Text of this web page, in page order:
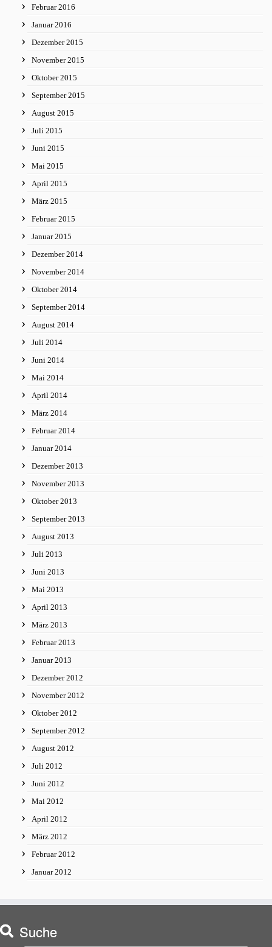
Februar 2016
Januar 2016
Dezember 2015
November 2015
Oktober 2015
September 2015
August 2015
Juli 2015
Juni 2015
Mai 2015
April 2015
März 2015
Februar 2015
Januar 2015
Dezember 2014
November 2014
Oktober 2014
September 2014
August 2014
Juli 2014
Juni 2014
Mai 2014
April 2014
März 2014
Februar 2014
Januar 2014
Dezember 2013
November 2013
Oktober 2013
September 2013
August 2013
Juli 2013
Juni 2013
Mai 2013
April 2013
März 2013
Februar 2013
Januar 2013
Dezember 2012
November 2012
Oktober 2012
September 2012
August 2012
Juli 2012
Juni 2012
Mai 2012
April 2012
März 2012
Februar 2012
Januar 2012
Suche